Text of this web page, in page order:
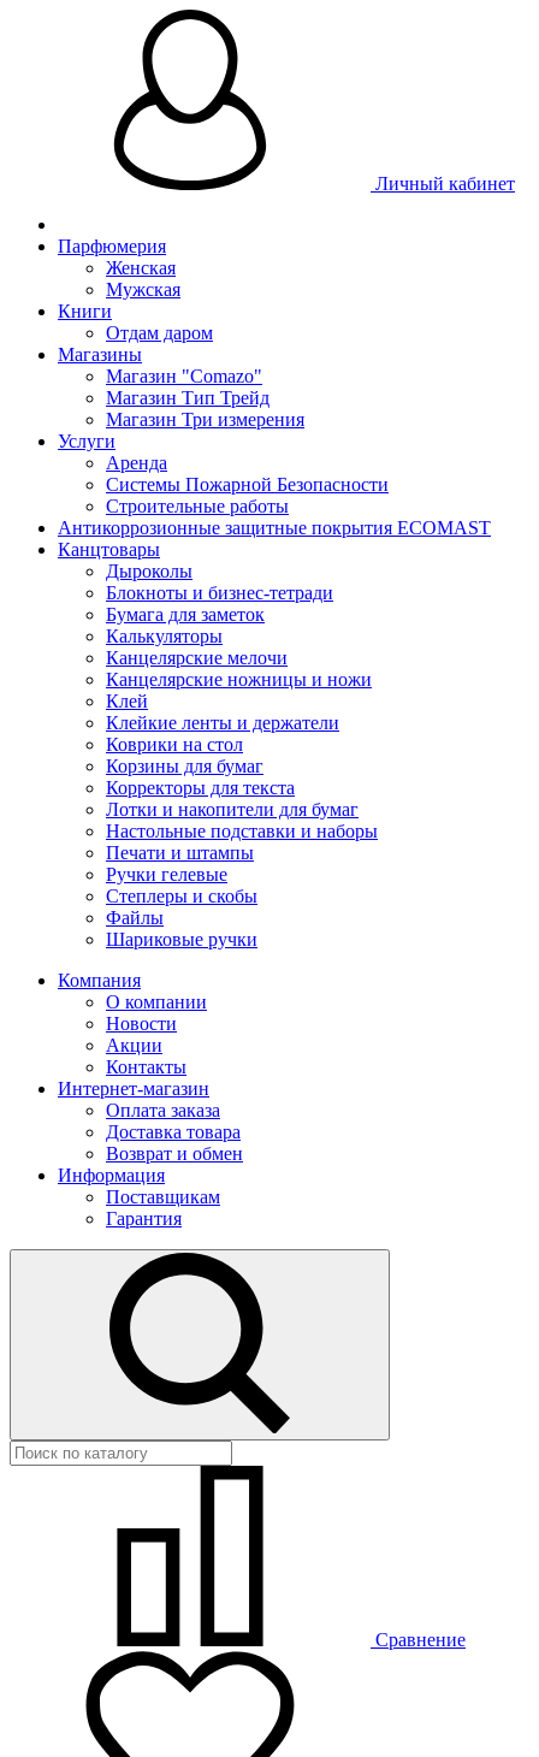
Личный кабинет
Парфюмерия
Женская
Мужская
Книги
Отдам даром
Магазины
Магазин "Comazo"
Магазин Тип Трейд
Магазин Три измерения
Услуги
Аренда
Системы Пожарной Безопасности
Строительные работы
Антикоррозионные защитные покрытия ECOMAST
Канцтовары
Дыроколы
Блокноты и бизнес-тетради
Бумага для заметок
Калькуляторы
Канцелярские мелочи
Канцелярские ножницы и ножи
Клей
Клейкие ленты и держатели
Коврики на стол
Корзины для бумаг
Корректоры для текста
Лотки и накопители для бумаг
Настольные подставки и наборы
Печати и штампы
Ручки гелевые
Степлеры и скобы
Файлы
Шариковые ручки
Компания
О компании
Новости
Акции
Контакты
Интернет-магазин
Оплата заказа
Доставка товара
Возврат и обмен
Информация
Поставщикам
Гарантия
Сравнение